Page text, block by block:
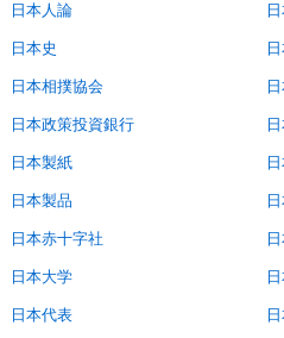
日本人論
日本史
日本相撲協会
日本政策投資銀行
日本製紙
日本製品
日本赤十字社
日本大学
日本代表